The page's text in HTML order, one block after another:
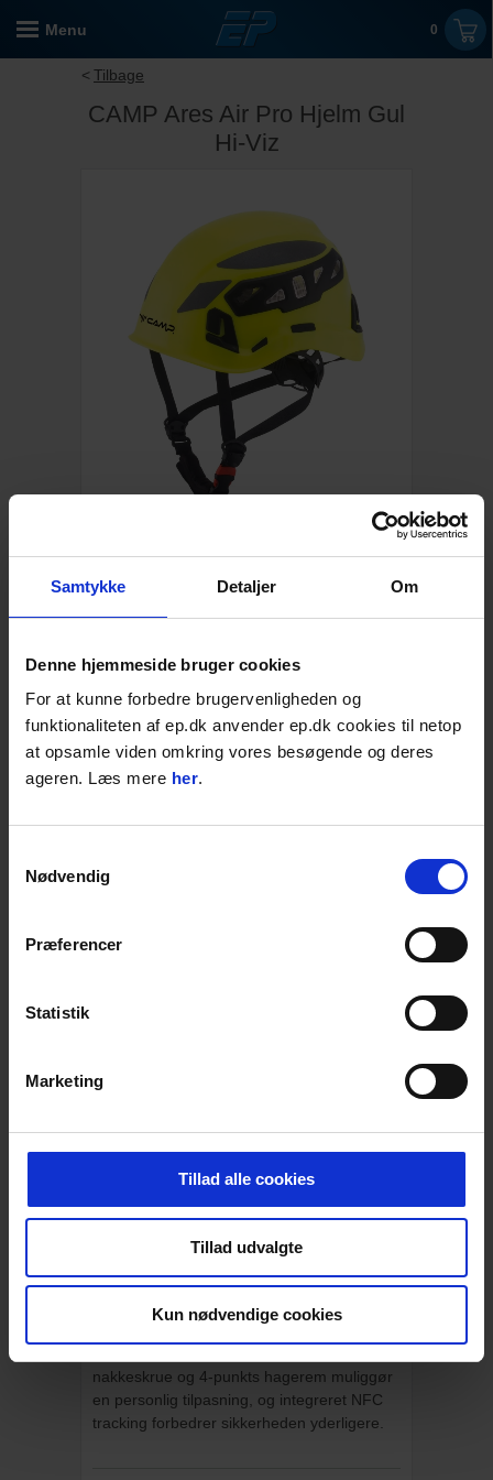
Samtykke Detaljer Om
Denne hjemmeside bruger cookies
For at kunne forbedre brugervenligheden og
funktionaliteten af ep.dk anvender ep.dk cookies til netop
at opsamle viden omkring vores besøgende og deres
ageren. Læs mere her.
Nødvendig
Præferencer
Statistik
Marketing
Tillad alle cookies
Tillad udvalgte
Kun nødvendige cookies
Menu 0
Tilbage
CAMP Ares Air Pro Hjelm Gul
Hi-Viz
1.299,00DKK
1.623,75 DKK inkl. moms
Vejer kun 480 g.
Varenr. U100009313
Vælg variant:
C.A.M.P. Ares Air Pro Hjelm – Let,
robust ABS/polykarbonat, tilbyder den
holdbarhed uden at gå på kompromis med
vægten. Med 10 ventilationshuller sikres
optimal luftgennemstrømning, mens Air
Comfort System og 6-punkts
nakkeskrue og 4-punkts hagerem muliggør
en personlig tilpasning, og integreret NFC
tracking forbedrer sikkerheden yderligere.